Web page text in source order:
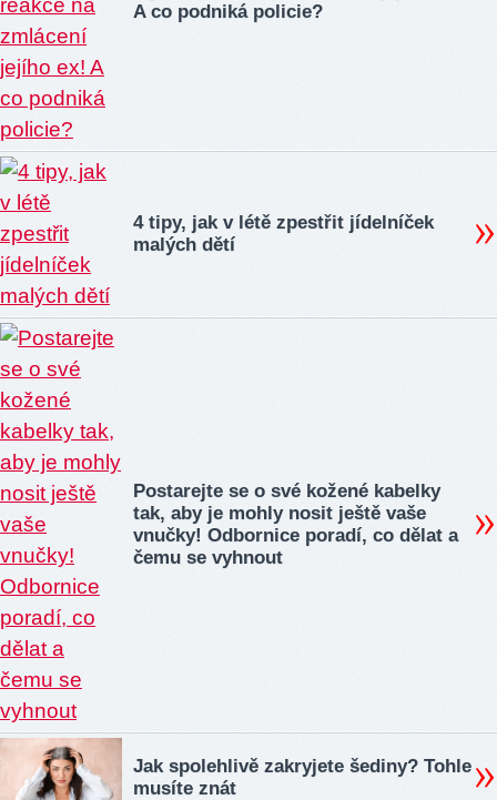
A co podniká policie?
4 tipy, jak v létě zpestřit jídelníček
malých dětí
Postarejte se o své kožené kabelky
tak, aby je mohly nosit ještě vaše
vnučky! Odbornice poradí, co dělat a
čemu se vyhnout
Jak spolehlivě zakryjete šediny? Tohle
musíte znát